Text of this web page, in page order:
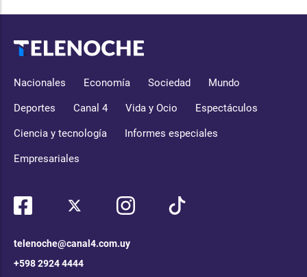
Nacionales Economía Sociedad Mundo
Deportes Canal 4 Vida y Ocio Espectáculos
Ciencia y tecnología Informes especiales
Empresariales
telenoche@canal4.com.uy
+598 2924 4444